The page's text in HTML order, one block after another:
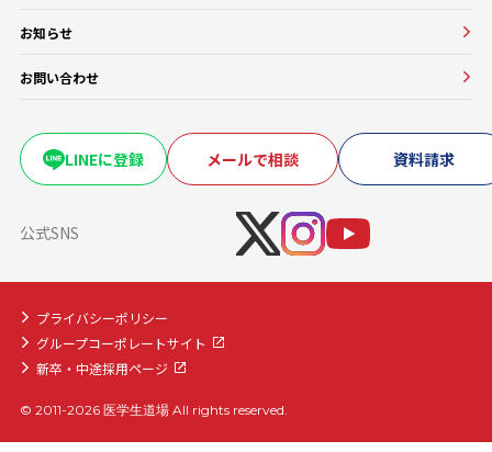
医学部OSCE対策コース
卒業試験・医帰国家試験対策コース
海外医学部コース
医学部入学前生物学準備コース
医学部入学前物理学準備コース
会社概要
お知らせ
お問い合わせ
LINEに登録 メールで相談 資料請求
公式SNS
プライバシーポリシー
グループコーポレートサイト
新卒・中途採用ページ
© 2011-2026 医学生道場 All rights reserved.